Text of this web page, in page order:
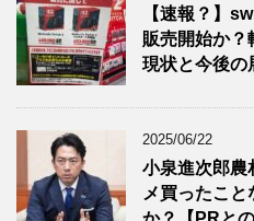
【速報？】
販売開始か？
現状と今後の
2025/06/22
小泉進次郎農
メ買ったこ